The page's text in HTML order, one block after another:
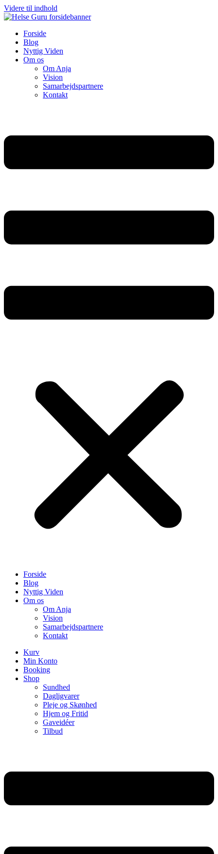
Videre til indhold
Forside
Blog
Nyttig Viden
Om os
Om Anja
Vision
Samarbejdspartnere
Kontakt
Forside
Blog
Nyttig Viden
Om os
Om Anja
Vision
Samarbejdspartnere
Kontakt
Kurv
Min Konto
Booking
Shop
Sundhed
Dagligvarer
Pleje og Skønhed
Hjem og Fritid
Gaveidéer
Tilbud